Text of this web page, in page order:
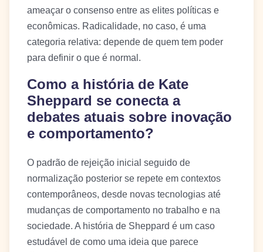
ameaçar o consenso entre as elites políticas e
econômicas. Radicalidade, no caso, é uma
categoria relativa: depende de quem tem poder
para definir o que é normal.
Como a história de Kate
Sheppard se conecta a
debates atuais sobre inovação
e comportamento?
O padrão de rejeição inicial seguido de
normalização posterior se repete em contextos
contemporâneos, desde novas tecnologias até
mudanças de comportamento no trabalho e na
sociedade. A história de Sheppard é um caso
estudável de como uma ideia que parece